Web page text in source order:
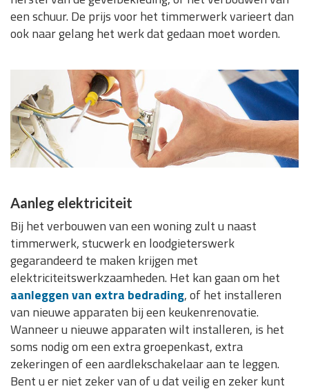
een schuur. De prijs voor het timmerwerk varieert dan
ook naar gelang het werk dat gedaan moet worden.
Aanleg elektriciteit
Bij het verbouwen van een woning zult u naast
timmerwerk, stucwerk en loodgieterswerk
gegarandeerd te maken krijgen met
elektriciteitswerkzaamheden. Het kan gaan om het
aanleggen van extra bedrading, of het installeren
van nieuwe apparaten bij een keukenrenovatie.
Wanneer u nieuwe apparaten wilt installeren, is het
soms nodig om een extra groepenkast, extra
zekeringen of een aardlekschakelaar aan te leggen.
Bent u er niet zeker van of u dat veilig en zeker kunt